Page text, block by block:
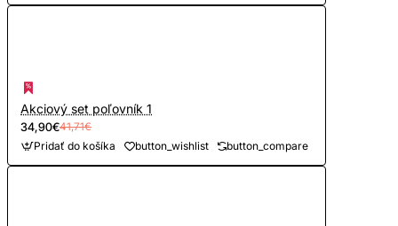
Akciový set poľovník 1
34,90€41,71€
Pridať do košíka button_wishlist button_compare